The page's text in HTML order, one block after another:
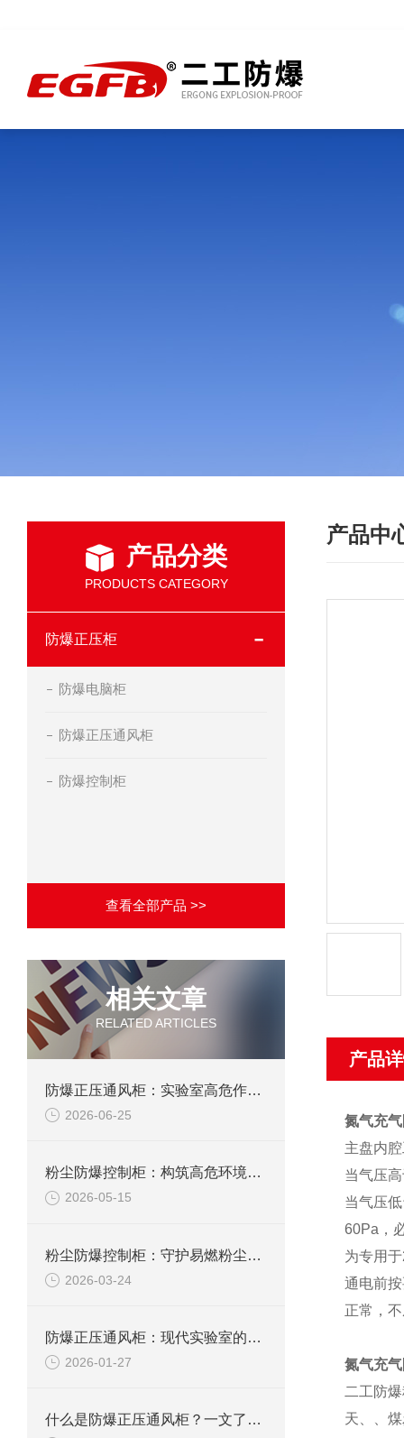
产品分类
PRODUCTS CATEGORY
防爆正压柜
防爆电脑柜
防爆正压通风柜
防爆控制柜
查看全部产品 >>
相关文章
RELATED ARTICLES
防爆正压通风柜：实验室高危作业的安全防护载体
2026-06-25
粉尘防爆控制柜：构筑高危环境下的电气安全屏障
2026-05-15
粉尘防爆控制柜：守护易燃粉尘环境下的电气安全
2026-03-24
防爆正压通风柜：现代实验室的安全屏障
2026-01-27
什么是防爆正压通风柜？一文了解其定义、原理及应用
产品中
产品
氮气充
主盘内
当气压
当气压
60Pa，
为专用
通电前
正常，
氮气充
二工防
天、、